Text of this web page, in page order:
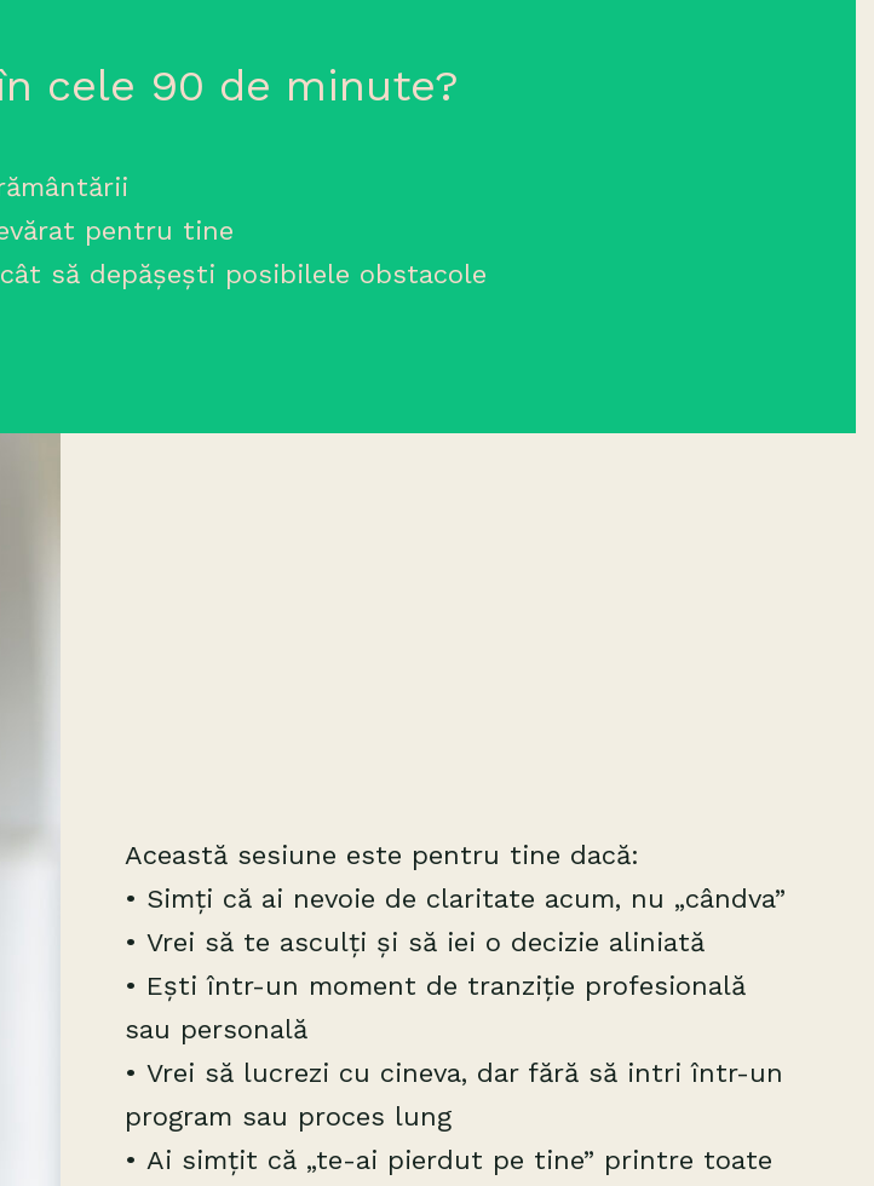
cele 90 de minute?
pentru tine
să depășești posibilele obstacole
Această sesiune este pentru tine dacă:
• Simți că ai nevoie de claritate acum, nu „cândva”
• Vrei să te asculți și să iei o decizie aliniată
• Ești într-un moment de tranziție profesională
sau personală
• Vrei să lucrezi cu cineva, dar fără să intri într-un
program sau proces lung
• Ai simțit că „te-ai pierdut pe tine” printre toate